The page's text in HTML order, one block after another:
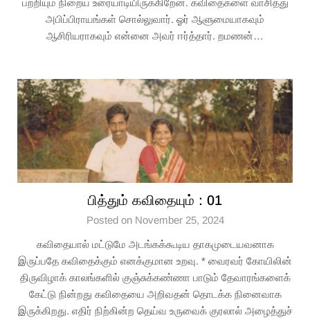
பற்றியும் நிறைய உரையாடியிருக்கிறேன். கவிதைகளை வாசித்து
அபிப்பிராயங்கள் சொல்லுவார். ஓர் ஆளுமையாகவும்
ஆசிரியராகவும் என்னை அவர் ஈர்த்தார். றமணன்…
பித்தும் கவிதையும் : 01
Posted on November 25, 2024
கவிதையால் மட்டுமே அடங்கக்கூடிய தாகமுடையவனாக
இருப்பதே கவிதைக்கும் எனக்குமான உறவு. * வைரவர் கோயிலின்
திருவிழாக் காலங்களில் குஞ்சுக்கண்ணா பாடும் தேவாரங்களைக்
கேட்டு நின்றது கவிதையை அறிவதன் தொடக்க நினைவாக
இருக்கிறது. எதிர் நிற்கின்ற தெய்வ உருவைக் குரலால் அழைத்துச்